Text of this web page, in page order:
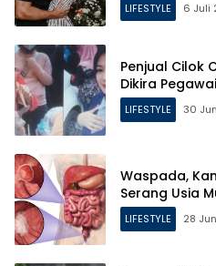
LIFESTYLE 6 Juli
Penjual Cilok
Dikira
LIFESTYLE 30
Waspada,
Serang Usia
LIFESTYLE 28